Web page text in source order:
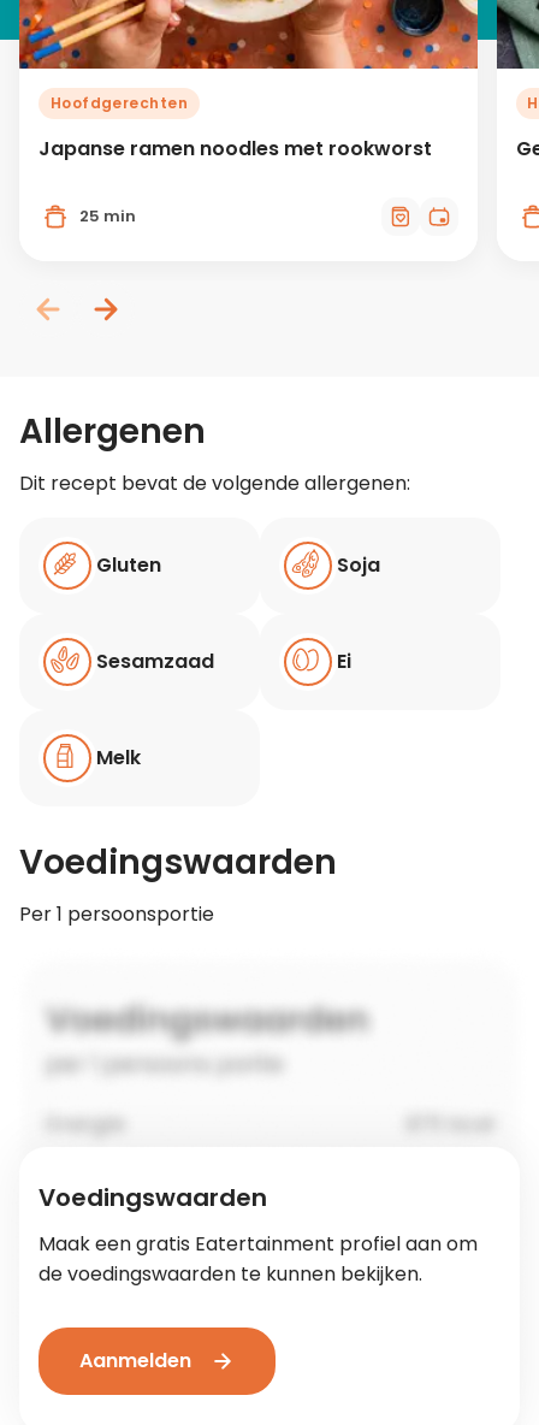
Hoofdgerechten
Japanse ramen noodles met rookworst
25 min
Allergenen
Dit recept bevat de volgende allergenen:
Gluten Soja
Sesamzaad Ei
Melk
Voedingswaarden
Per 1 persoonsportie
Voedingswaarden
Maak een gratis Eatertainment profiel aan om
de voedingswaarden te kunnen bekijken.
Aanmelden